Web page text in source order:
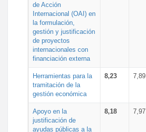
de Acción
Internacional (OAI) en
la formulación,
gestión y justificación
de proyectos
internacionales con
financiación externa
Herramientas para la
tramitación de la
gestión económica
8,23 7,89
Apoyo en la
justificación de
ayudas públicas a la
8,18 7,97